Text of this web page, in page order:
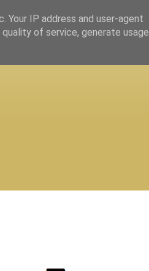
IP address and user-agent
of service, generate usage